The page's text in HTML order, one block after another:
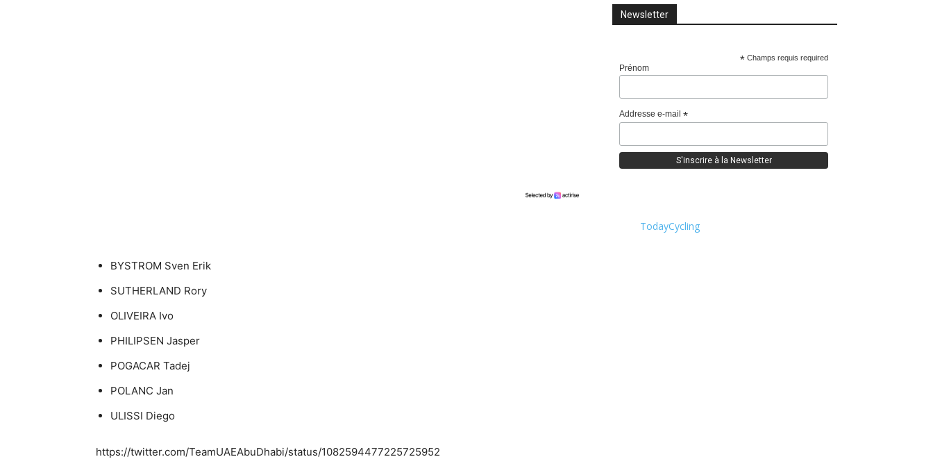
BYSTROM Sven Erik
SUTHERLAND Rory
OLIVEIRA Ivo
PHILIPSEN Jasper
POGACAR Tadej
POLANC Jan
ULISSI Diego
https://twitter.com/TeamUAEAbuDhabi/status/1082594477225725952
Newsletter
* Champs requis required
Prénom
Addresse e-mail *
TodayCycling